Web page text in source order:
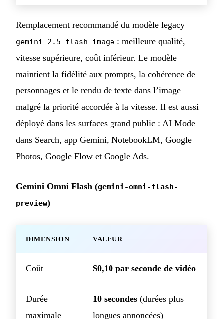
Remplacement recommandé du modèle legacy
gemini-2.5-flash-image : meilleure qualité,
vitesse supérieure, coût inférieur. Le modèle
maintient la fidélité aux prompts, la cohérence de
personnages et le rendu de texte dans l’image
malgré la priorité accordée à la vitesse. Il est aussi
déployé dans les surfaces grand public : AI Mode
dans Search, app Gemini, NotebookLM, Google
Photos, Google Flow et Google Ads.
Gemini Omni Flash (gemini-omni-flash-
preview)
DIMENSION VALEUR
Coût $0,10 par seconde de vidéo
Durée
maximale
10 secondes (durées plus
longues annoncées)